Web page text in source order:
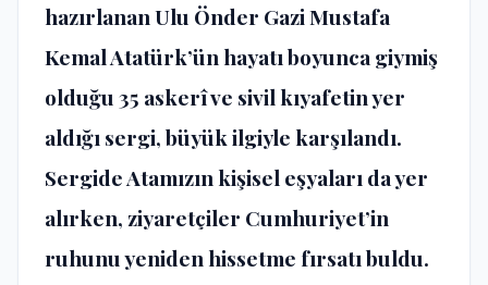
hazırlanan Ulu Önder Gazi Mustafa
Kemal Atatürk’ün hayatı boyunca giymiş
olduğu 35 askerî ve sivil kıyafetin yer
aldığı sergi, büyük ilgiyle karşılandı.
Sergide Atamızın kişisel eşyaları da yer
alırken, ziyaretçiler Cumhuriyet’in
ruhunu yeniden hissetme fırsatı buldu.